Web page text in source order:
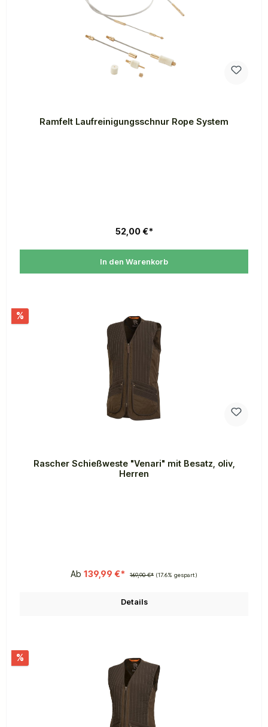
Ramfelt Laufreinigungsschnur Rope System
52,00 €*
In den Warenkorb
%
Rascher Schießweste "Venari" mit Besatz, oliv,
Herren
Ab 139,99 €* 169,90 €* (17.6% gespart)
Details
%